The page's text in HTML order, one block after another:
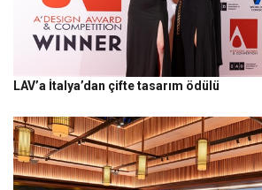
LAV’a İtalya’dan çifte tasarım ödülü